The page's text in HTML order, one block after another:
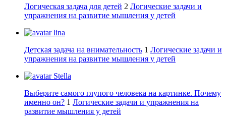
Логическая задача для детей 2 Логические задачи и
упражнения на развитие мышления у детей
lina
Детская задача на внимательность 1 Логические задачи и
упражнения на развитие мышления у детей
Stella
Выберите самого глупого человека на картинке. Почему
именно он? 1 Логические задачи и упражнения на
развитие мышления у детей